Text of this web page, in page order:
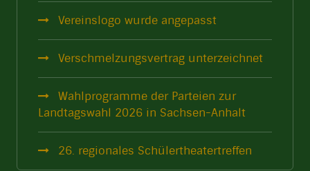
Vereinslogo wurde angepasst
Verschmelzungsvertrag unterzeichnet
Wahlprogramme der Parteien zur
Landtagswahl 2026 in Sachsen-Anhalt
26. regionales Schülertheatertreffen